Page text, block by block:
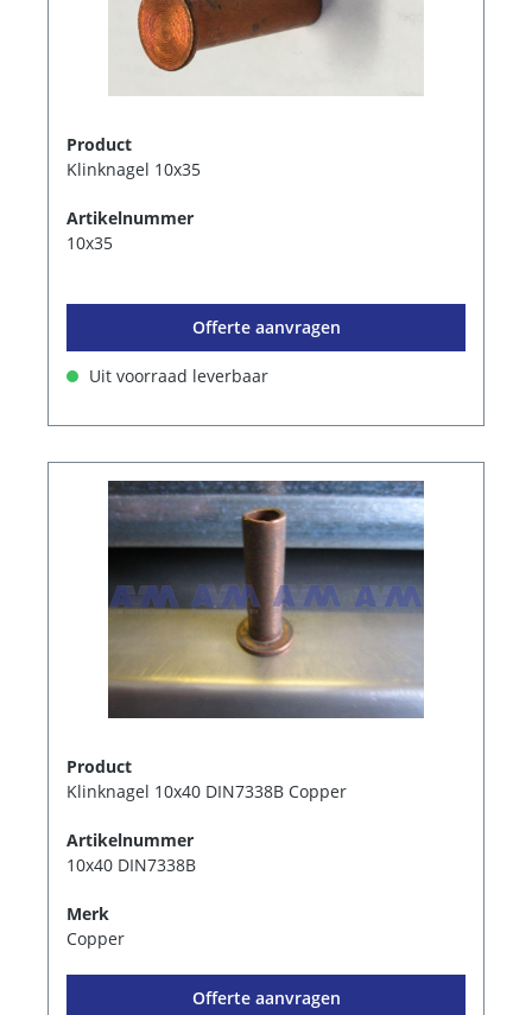
Product
Klinknagel 10x35
Artikelnummer
10x35
Offerte aanvragen
Uit voorraad leverbaar
Product
Klinknagel 10x40 DIN7338B Copper
Artikelnummer
10x40 DIN7338B
Merk
Copper
Offerte aanvragen